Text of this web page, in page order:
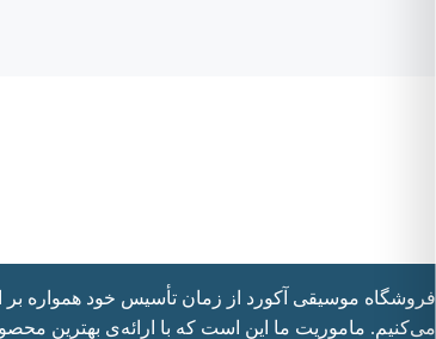
فروشگاه موسیقی آکورد از زمان تأسیس خود همواره بر
می‌کنیم. ماموریت ما این است که با ارائه‌ی بهترین